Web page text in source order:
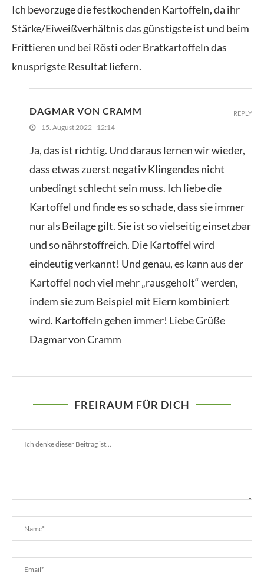
Ich bevorzuge die festkochenden Kartoffeln, da ihr
Stärke/Eiweißverhältnis das günstigste ist und beim
Frittieren und bei Rösti oder Bratkartoffeln das
knusprigste Resultat liefern.
DAGMAR VON CRAMM
15. August 2022 - 12:14
Ja, das ist richtig. Und daraus lernen wir wieder,
dass etwas zuerst negativ Klingendes nicht
unbedingt schlecht sein muss. Ich liebe die
Kartoffel und finde es so schade, dass sie immer
nur als Beilage gilt. Sie ist so vielseitig einsetzbar
und so nährstoffreich. Die Kartoffel wird
eindeutig verkannt! Und genau, es kann aus der
Kartoffel noch viel mehr „rausgeholt“ werden,
indem sie zum Beispiel mit Eiern kombiniert
wird. Kartoffeln gehen immer! Liebe Grüße
Dagmar von Cramm
REPLY
FREIRAUM FÜR DICH